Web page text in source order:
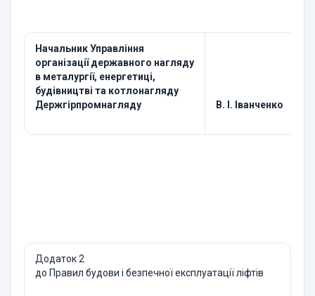
Начальник Управління
організації державного нагляду
в металургії, енергетиці,
будівництві та котлонагляду
Держгірпромнагляду
В. І. Іванченко
Додаток 2
до Правил будови і безпечної експлуатації ліфтів